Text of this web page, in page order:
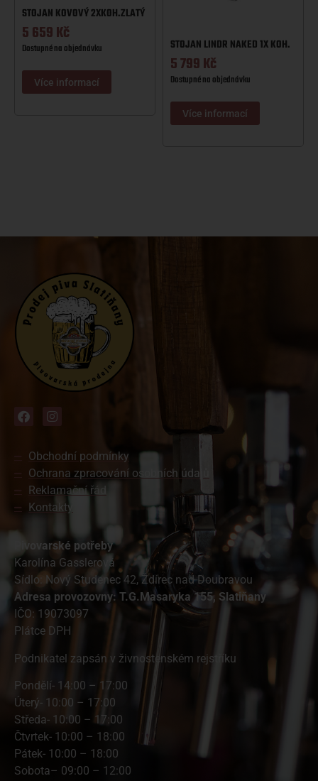
STOJAN KOVOVÝ 2XKOH.ZLATÝ
5 659Kč
Dostupné na objednávku
Více informací
STOJAN LINDR NAKED 1X KOH.
5 799Kč
Dostupné na objednávku
Více informací
Obchodní podmínky
Ochrana zpracování osobních údajů
Reklamační řád
Kontakty
Pivovarské potřeby
Karolína Gasslerová
Sídlo: Nový Studenec 42, Ždírec nad Doubravou
Adresa provozovny: T.G.Masaryka 155, Slatiňany
IČO: 19073097
Plátce DPH
Podnikatel zapsán v živnostenském rejstříku
Pondělí- 14:00 – 17:00
Úterý- 10:00 – 17:00
Středa- 10:00 – 17:00
Čtvrtek- 10:00 – 18:00
Pátek- 10:00 – 18:00
Sobota– 09:00 – 12:00